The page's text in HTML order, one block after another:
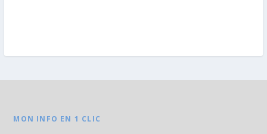
MON INFO EN 1 CLIC